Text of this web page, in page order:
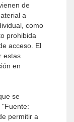
de
a
como
prohibida
acceso. El
estas
en
se
"Fuente:
permitir a